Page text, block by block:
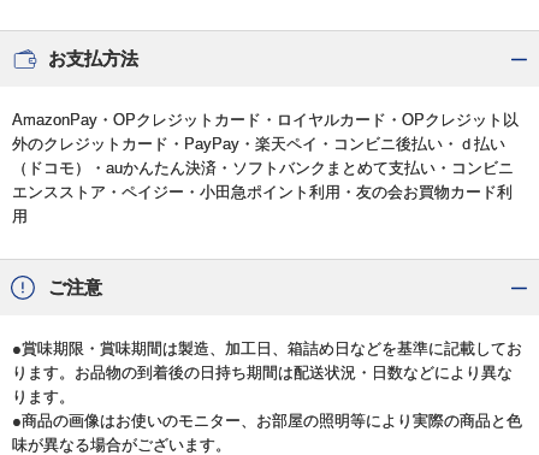
お支払方法
AmazonPay・OPクレジットカード・ロイヤルカード・OPクレジット以
外のクレジットカード・PayPay・楽天ペイ・コンビニ後払い・ｄ払い
（ドコモ）・auかんたん決済・ソフトバンクまとめて支払い・コンビニ
エンスストア・ペイジー・小田急ポイント利用・友の会お買物カード利
用
ご注意
●賞味期限・賞味期間は製造、加工日、箱詰め日などを基準に記載してお
ります。お品物の到着後の日持ち期間は配送状況・日数などにより異な
ります。
●商品の画像はお使いのモニター、お部屋の照明等により実際の商品と色
味が異なる場合がございます。